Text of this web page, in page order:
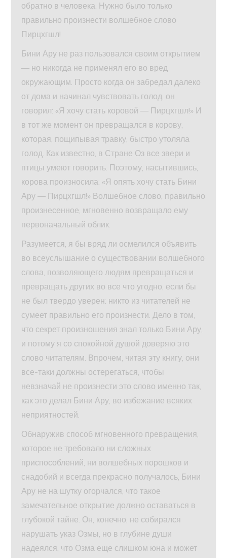
обратно в человека. Нужно было только
правильно произнести волшебное слово
Пирцхгшл!
Бини Ару не раз пользовался своим открытием
— но никогда не применял его во вред
окружающим. Просто когда он забредал далеко
от дома и начинал чувствовать голод, он
говорил: «Я хочу стать коровой — Пирцхгшл!» И
в тот же момент он превращался в корову,
которая, пощипывая травку, быстро утоляла
голод. Как известно, в Стране Оз все звери и
птицы умеют говорить. Поэтому, насытившись,
корова произносила: «Я опять хочу стать Бини
Ару — Пирцхгшл!» Волшебное слово, правильно
произнесенное, мгновенно возвращало ему
первоначальный облик.
Разумеется, я бы вряд ли осмелился объявить
во всеуслышание о существовании волшебного
слова, позволяющего людям превращаться и
превращать других во все что угодно, если бы
не был твердо уверен: никто из читателей не
сумеет правильно его произнести. Дело в том,
что секрет произношения знал только Бини Ару,
и потому я со спокойной душой доверяю это
слово читателям. Впрочем, читая эту книгу, они
все-таки должны остерегаться, чтобы
невзначай не произнести это слово именно так,
как это делал Бини Ару, во избежание всяких
неприятностей.
Обнаружив способ мгновенного превращения,
которое не требовало ни сложных
приспособлений, ни волшебных порошков и
снадобий и всегда прекрасно получалось, Бини
Ару не на шутку огорчался, что такое
замечательное открытие должно оставаться в
глубокой тайне. Он, конечно, не собирался
нарушать указ Озмы, но в глубине души
надеялся, что Озма еще слишком юна и может